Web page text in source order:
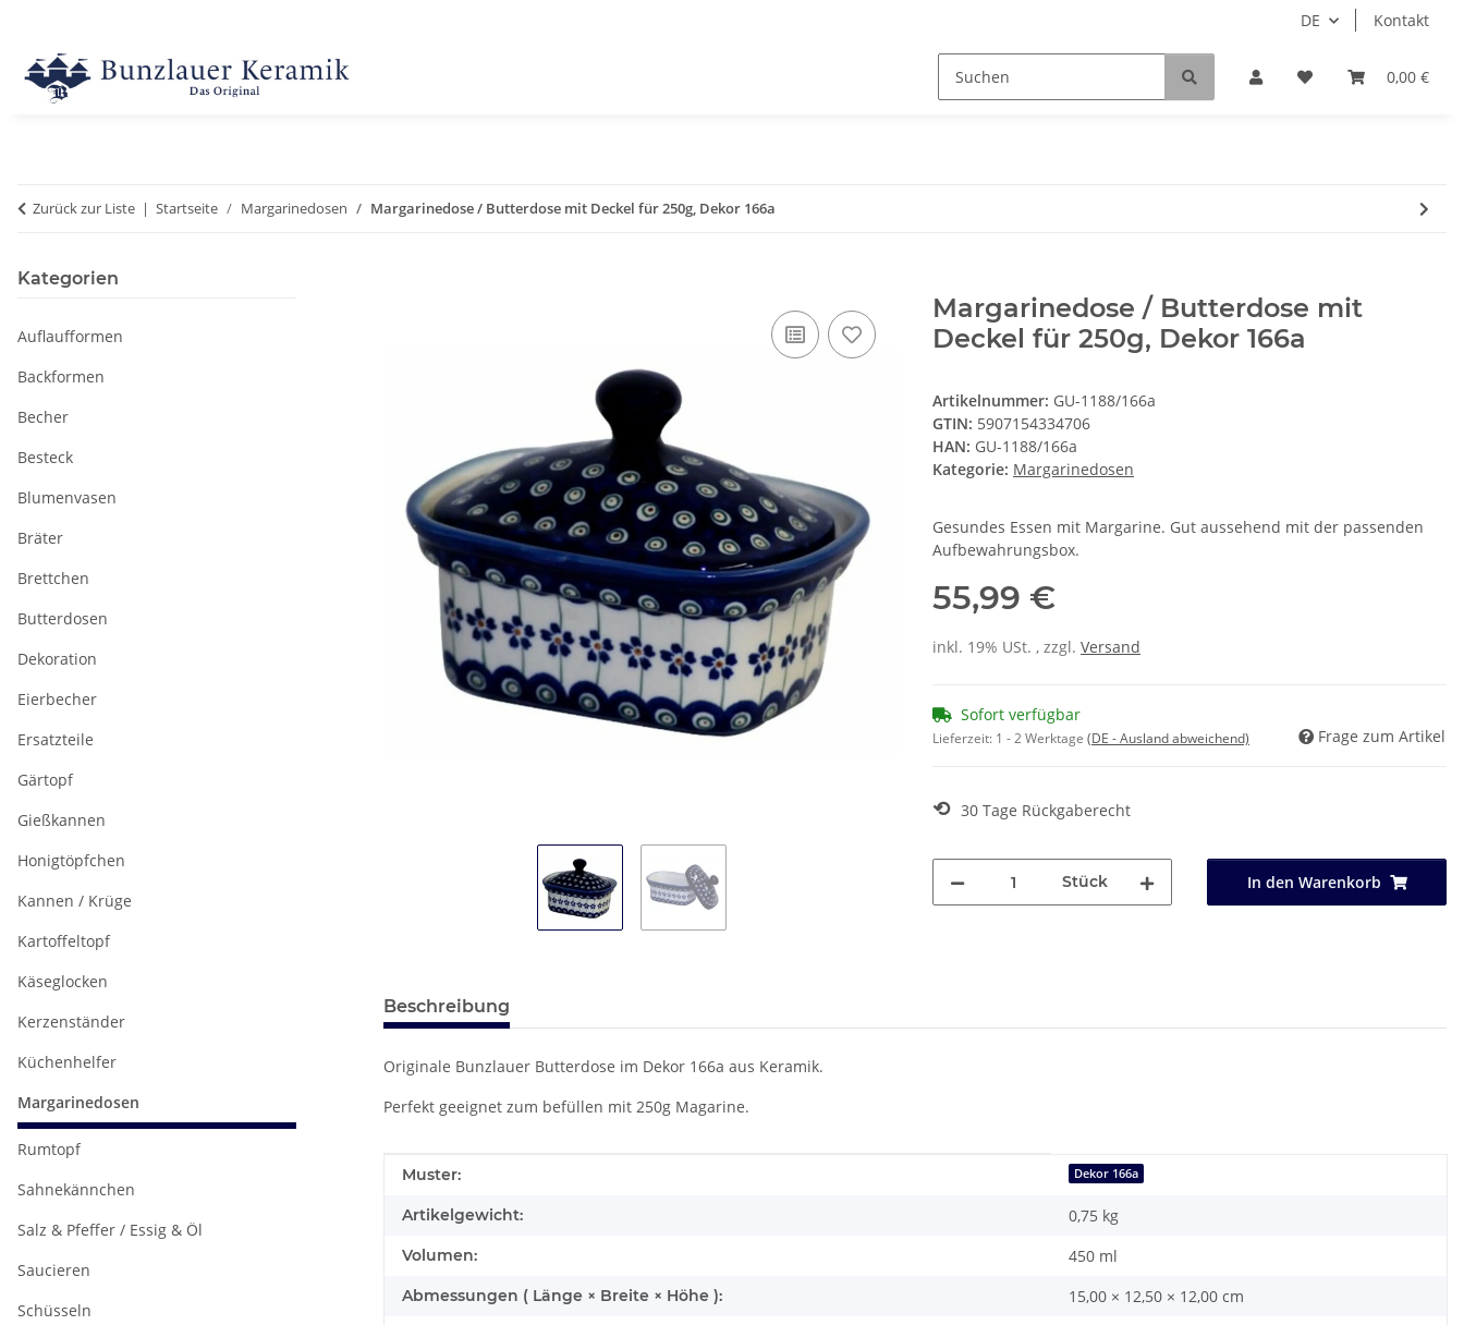
DE Kontakt
0,00 €
Zurück zur Liste Startseite Margarinedosen Margarinedose / Butterdose mit Deckel für 250g, Dekor 166a
Margarinedose / Butterdose mit
Deckel für 250g, Dekor 166a
Artikelnummer: GU-1188/166a
GTIN: 5907154334706
HAN: GU-1188/166a
Kategorie: Margarinedosen
Gesundes Essen mit Margarine. Gut aussehend mit der passenden
Aufbewahrungsbox.
55,99 €
inkl. 19% USt. , zzgl. Versand
Sofort verfügbar
Lieferzeit: 1 - 2 Werktage (DE - Ausland abweichend) Frage zum Artikel
⟲ 30 Tage Rückgaberecht
Stück In den Warenkorb
Beschreibung
Originale Bunzlauer Butterdose im Dekor 166a aus Keramik.
Perfekt geeignet zum befüllen mit 250g Magarine.
Produkteigenschaft
Wert
Muster: Dekor 166a
Artikelgewicht: 0,75 kg
Volumen: 450 ml
Abmessungen ( Länge × Breite × Höhe ): 15,00 × 12,50 × 12,00 cm
Kategorien
Auflaufformen
Backformen
Becher
Besteck
Blumenvasen
Bräter
Brettchen
Butterdosen
Dekoration
Eierbecher
Ersatzteile
Gärtopf
Gießkannen
Honigtöpfchen
Kannen / Krüge
Kartoffeltopf
Käseglocken
Kerzenständer
Küchenhelfer
Margarinedosen
Rumtopf
Sahnekännchen
Salz & Pfeffer / Essig & Öl
Saucieren
Schüsseln